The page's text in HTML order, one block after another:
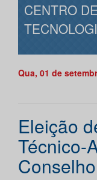
CENTRO
Qua, 01 de
Eleição
Técnico-